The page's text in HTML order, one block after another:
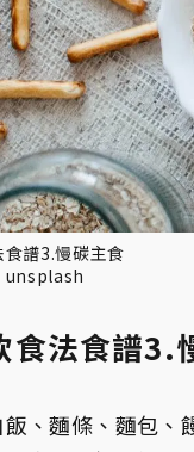
譜3.慢碳主食
unsplash
食法食譜3.
、麵條、麵包、